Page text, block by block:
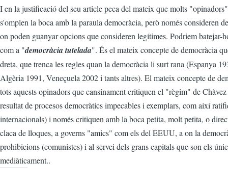
I en la justificació del seu article peca del mateix que molts
s'omplen la boca amb la paraula democràcia, però només consideren
on poden guanyar opcions que consideren legítimes. Podriem batejar-
com a "democràcia tutelada". És el mateix concepte de democràcia
dreta, que trenca les regles quan la democràcia li surt rana (Espanya
Algèria 1991, Veneçuela 2002 i tants altres). El mateix concepte de
tots aquests opinadors que cansinament critiquen el "règim" de
resultat de procesos democràtics impecables i exemplars, com així
internacionals) i només critiquen amb la boca petita, molt petita, o
claca de lloques, a governs "amics" com els del EEUU, a on la
prohibicions (comunistes) i al servei dels grans capitals que son els
mediàticament..